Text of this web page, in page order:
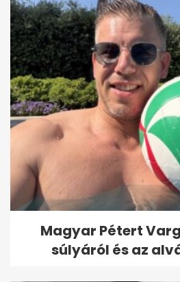
Magyar Pétert
súlyáról és az